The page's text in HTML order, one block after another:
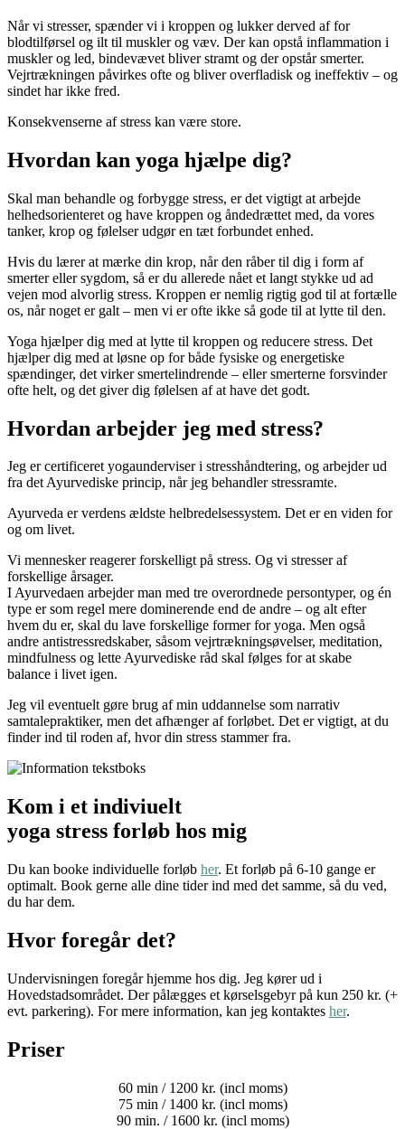
Når vi stresser, spænder vi i kroppen og lukker derved af for
blodtilførsel og ilt til muskler og væv. Der kan opstå inflammation i
muskler og led, bindevævet bliver stramt og der opstår smerter.
Vejrtrækningen påvirkes ofte og bliver overfladisk og ineffektiv – og
sindet har ikke fred.
Konsekvenserne af stress kan være store.
Hvordan kan yoga hjælpe dig?
Skal man behandle og forbygge stress, er det vigtigt at arbejde
helhedsorienteret og have kroppen og åndedrættet med, da vores
tanker, krop og følelser udgør en tæt forbundet enhed.
Hvis du lærer at mærke din krop, når den råber til dig i form af
smerter eller sygdom, så er du allerede nået et langt stykke ud ad
vejen mod alvorlig stress. Kroppen er nemlig rigtig god til at fortælle
os, når noget er galt – men vi er ofte ikke så gode til at lytte til den.
Yoga hjælper dig med at lytte til kroppen og reducere stress. Det
hjælper dig med at løsne op for både fysiske og energetiske
spændinger, det virker smertelindrende – eller smerterne forsvinder
ofte helt, og det giver dig følelsen af at have det godt.
Hvordan arbejder jeg med stress?
Jeg er certificeret yogaunderviser i stresshåndtering, og arbejder ud
fra det Ayurvediske princip, når jeg behandler stressramte.
Ayurveda er verdens ældste helbredelsessystem. Det er en viden for
og om livet.
Vi mennesker reagerer forskelligt på stress. Og vi stresser af
forskellige årsager.
I Ayurvedaen arbejder man med tre overordnede persontyper, og én
type er som regel mere dominerende end de andre – og alt efter
hvem du er, skal du lave forskellige former for yoga. Men også
andre antistressredskaber, såsom vejrtrækningsøvelser, meditation,
mindfulness og lette Ayurvediske råd skal følges for at skabe
balance i livet igen.
Jeg vil eventuelt gøre brug af min uddannelse som narrativ
samtalepraktiker, men det afhænger af forløbet. Det er vigtigt, at du
finder ind til roden af, hvor din stress stammer fra.
Kom i et indiviuelt
yoga stress forløb hos mig
Du kan booke individuelle forløb her. Et forløb på 6-10 gange er
optimalt. Book gerne alle dine tider ind med det samme, så du ved,
du har dem.
Hvor foregår det?
Undervisningen foregår hjemme hos dig. Jeg kører ud i
Hovedstadsområdet. Der pålægges et kørselsgebyr på kun 250 kr. (+
evt. parkering). For mere information, kan jeg kontaktes her.
Priser
60 min / 1200 kr. (incl moms)
75 min / 1400 kr. (incl moms)
90 min. / 1600 kr. (incl moms)